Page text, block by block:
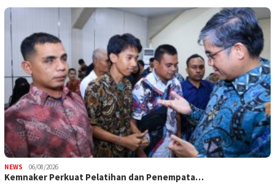
NEWS 06/08/2026
Kemnaker Perkuat Pelatihan dan Penempata…